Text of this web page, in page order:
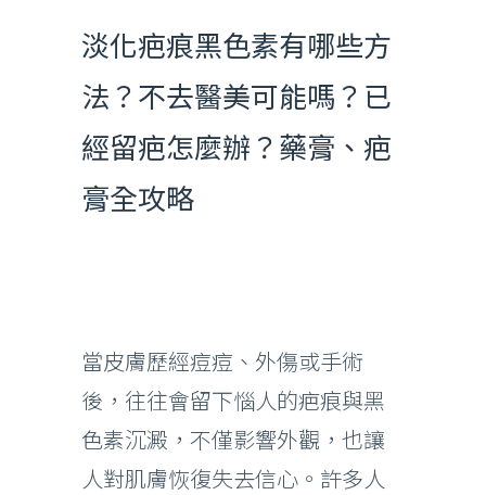
淡化疤痕黑色素有哪些方
法？不去醫美可能嗎？已
經留疤怎麼辦？藥膏、疤
膏全攻略
當皮膚歷經痘痘、外傷或手術
後，往往會留下惱人的疤痕與黑
色素沉澱，不僅影響外觀，也讓
人對肌膚恢復失去信心。許多人